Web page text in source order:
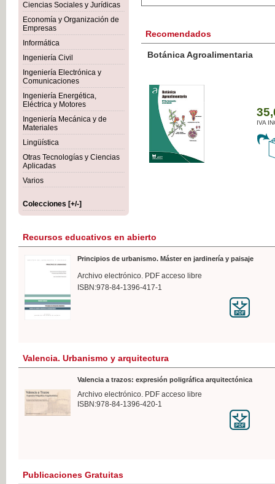
Ciencias Sociales y Jurídicas
Economía y Organización de
Empresas
Informática
Ingeniería Civil
Ingeniería Electrónica y
Comunicaciones
Ingeniería Energética,
Eléctrica y Motores
Ingeniería Mecánica y de
Materiales
Lingüística
Otras Tecnologías y Ciencias
Aplicadas
Varios
Colecciones [+/-]
Recomendados
Botánica Agroalimentaria
IVA
Recursos educativos en abierto
Principios de urbanismo. Máster en jardinería y paisaje
Archivo electrónico. PDF acceso libre
ISBN:978-84-1396-417-1
Valencia. Urbanismo y arquitectura
Valencia a trazos: expresión poligráfica arquitectónica
Archivo electrónico. PDF acceso libre
ISBN:978-84-1396-420-1
Publicaciones Gratuitas